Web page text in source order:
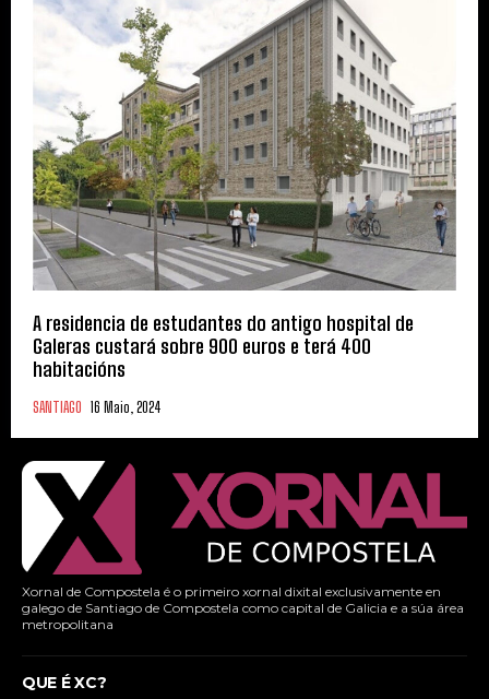
A residencia de estudantes do antigo hospital de
Galeras custará sobre 900 euros e terá 400
habitacións
SANTIAGO 16 Maio, 2024
Xornal de Compostela é o primeiro xornal dixital exclusivamente en
galego de Santiago de Compostela como capital de Galicia e a súa área
metropolitana
QUE É XC?